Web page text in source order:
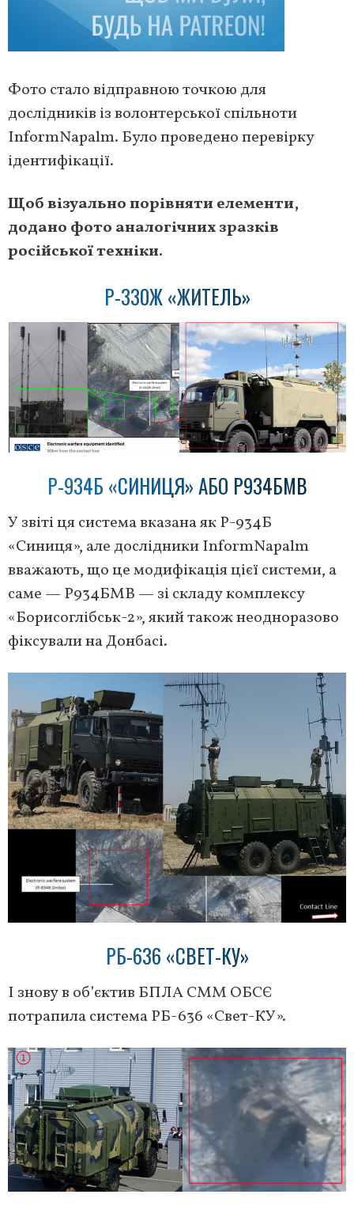
Фото стало відправною точкою для
дослідників із волонтерської спільноти
InformNapalm. Було проведено перевірку
ідентифікації.
Щоб візуально порівняти елементи,
додано фото аналогічних зразків
російської техніки.
Р-330Ж «ЖИТЕЛЬ»
Р-934Б «СИНИЦЯ» АБО Р934БМВ
У звіті ця система вказана як Р-934Б
«Синиця», але дослідники InformNapalm
вважають, що це модифікація цієї системи, а
саме — Р934БМВ — зі складу комплексу
«Борисоглібськ-2», який також неодноразово
фіксували на Донбасі.
РБ-636 «СВЕТ-КУ»
І знову в об’єктив БПЛА СММ ОБСЄ
потрапила система РБ-636 «Свет-КУ».